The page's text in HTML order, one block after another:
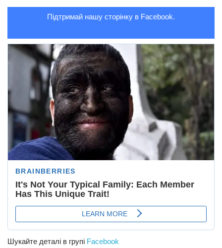
Підтримай нашу сторінку в Facebook.
Шукайте деталі в групі Facebook